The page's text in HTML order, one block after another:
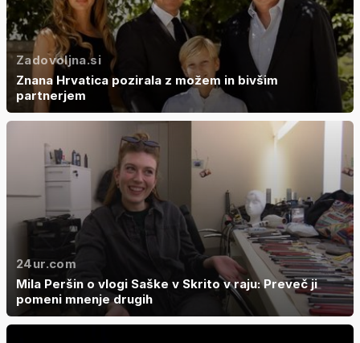
Zadovoljna.si
Znana Hrvatica pozirala z možem in bivšim
partnerjem
24ur.com
Mila Peršin o vlogi Saške v Skrito v raju: Preveč ji
pomeni mnenje drugih